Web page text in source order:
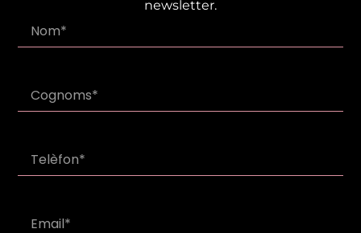
newsletter.